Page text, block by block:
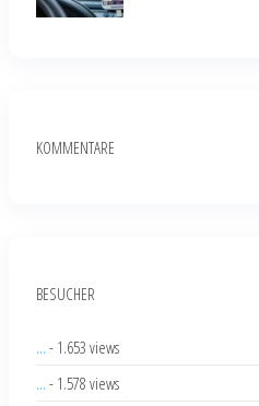
KOMMENTARE
BESUCHER
... - 1.653 views
... - 1.578 views